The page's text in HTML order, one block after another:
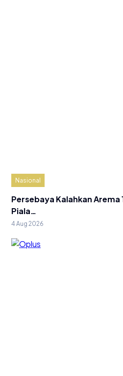
Nasional
Persebaya Kalahkan Arema
Piala…
4 Aug 2026